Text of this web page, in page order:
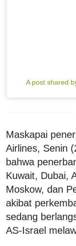
A post shared
Maskapai
Airlines, Senin
bahwa
Kuwait, Dubai,
Moskow, dan
akibat
sedang
AS-Israel